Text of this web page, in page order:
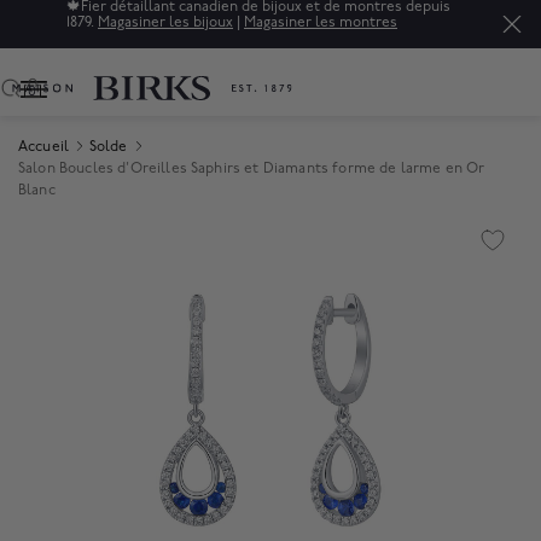
🍁 Fier détaillant canadien de bijoux et de montres depuis
1879. Magasiner les bijoux Magasiner les montres
0
Accueil
Solde
Salon Boucles d'Oreilles Saphirs et Diamants forme de larme en Or
Blanc